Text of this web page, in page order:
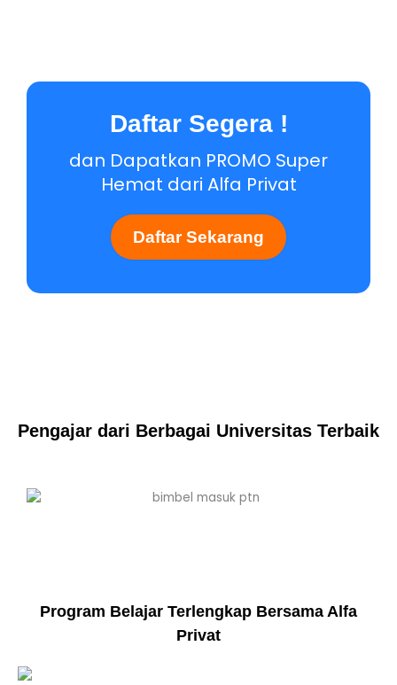
Daftar Segera !
dan Dapatkan PROMO Super
Hemat dari Alfa Privat
Daftar Sekarang
Pengajar dari Berbagai Universitas Terbaik
Program Belajar Terlengkap Bersama Alfa
Privat